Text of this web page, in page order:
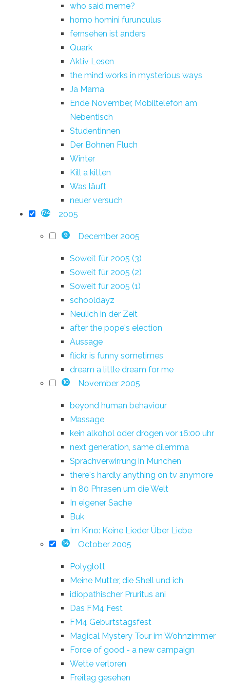
who said meme?
homo homini furunculus
fernsehen ist anders
Quark
Aktiv Lesen
the mind works in mysterious ways
Ja Mama
Ende November, Mobiltelefon am
Nebentisch
Studentinnen
Der Bohnen Fluch
Winter
Kill a kitten
Was läuft
neuer versuch
174 2005
9 December 2005
Soweit für 2005 (3)
Soweit für 2005 (2)
Soweit für 2005 (1)
schooldayz
Neulich in der Zeit
after the pope's election
Aussage
flickr is funny sometimes
dream a little dream for me
10 November 2005
beyond human behaviour
Massage
kein alkohol oder drogen vor 16:00 uhr
next generation, same dilemma
Sprachverwirrung in München
there's hardly anything on tv anymore
In 80 Phrasen um die Welt
In eigener Sache
Buk
Im Kino: Keine Lieder Über Liebe
14 October 2005
Polyglott
Meine Mutter, die Shell und ich
idiopathischer Pruritus ani
Das FM4 Fest
FM4 Geburtstagsfest
Magical Mystery Tour im Wohnzimmer
Force of good - a new campaign
Wette verloren
Freitag gesehen